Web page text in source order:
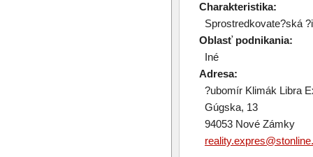
Charakteristika:
Sprostredkovate?ská
Oblasť podnikania:
Iné
Adresa:
?ubomír Klimák Libra
Gúgska, 13
94053 Nové Zámky